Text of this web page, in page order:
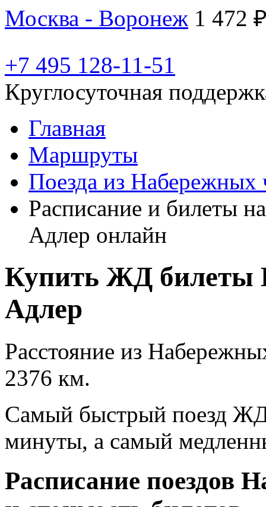
Москва - Воронеж 1 472
+7 495 128-11-51
Круглосуточная
Главная
Маршруты
Поезда из Набережных
Расписание и билеты
Адлер онлайн
Купить ЖД билеты
Адлер
Расстояние из
2376 км.
Самый быстрый поезд ЖД
минуты, а самый
Расписание поездов